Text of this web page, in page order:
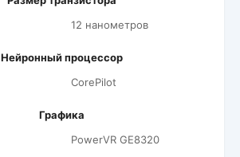
12 нанометров
Нейронный процессор
CorePilot
Графика
PowerVR GE8320